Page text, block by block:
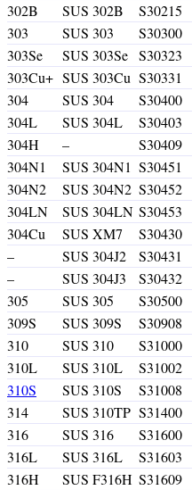
302B
SUS 302B S30215
303
SUS 303 S30300
303Se
SUS 303Se S30323
303Cu+ SUS 303Cu S30331
304
SUS 304 S30400
304L
SUS 304L S30403
304H
– S30409
304N1
SUS 304N1 S30451
304N2
SUS 304N2 S30452
304LN
SUS 304LN S30453
304Cu
SUS XM7 S30430
–
SUS 304J2 S30431
–
SUS 304J3 S30432
305
SUS 305 S30500
309S
SUS 309S S30908
310
SUS 310 S31000
310L
SUS 310L S31002
310S
SUS 310S S31008
314
SUS 310TP S31400
316
SUS 316 S31600
316L
SUS 316L S31603
316H
SUS F316H S31609